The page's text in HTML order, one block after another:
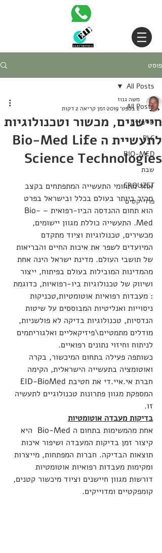
פוסט
All Posts
טיימרים
PLC
BIO-MED
שבת
CROUZET
פרוייקטים
All Posts
חיישנים, מכשור וטכנולוגיות
לתעשיית ה Bio-Med Life
Science Technologies
משה גנוז
2 בספט׳ 2019
זמן קריאה 2 דקות
אחד מתחומי התעשייה המתפתחים בקצב
מהיר ביותר בעולם בכלל ובישראל בפרט
הוא תחום ההנדסה הביו-רפואית – Bio-
Med. התעשייה כוללת מגוון יישומים,
מכשירים, טכנולוגיות וציוד מתקדם
המיועדים לשפר את איכות החיים והבריאות
של תושבי העולם. מדינת ישראל הינה אחת
מהמדינות המובילות בעולם בפיתוח, ייצור
ושיווק של טכנולוגיות ביו-רפואיות, כדוגמת
: מעבדות רפואיות אוטומטיות,טכניקות
ניסוייות ואנליטיות המבוססים על שיטות
הנדסיות, טכנולוגיות בדיקה לא פולשניות,
מודלים מתמטיים\פיזיקאליים ואלגוריתמים
לניתוח וחיזוי נתונים רפואיים.
כשותפה פעילה בתחום המיכשור, בקרה
ואוטומציה בתעשייה הישראלית, הקימה
המספקת מגוון פתרונות טכנולוגיים לתעשיה
זו.
בדיקות מעבדה אוטומטיות
אחת מהמשימות בתחום ה Bio-Med  היא
קיצור זמן בדיקות המעבדה ושיפור איכות
תוצאות הבדיקה. חברות המפתחות, מייצרות
ומקימות מעבדות רפואיות אוטומטיות
דורשות מגוון חיישנים וציוד מיכשור קטנים,
קומפקטיים ומדוייקים.